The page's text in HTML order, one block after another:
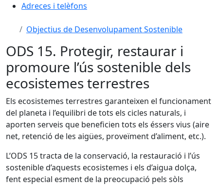
Adreces i telèfons
Objectius de Desenvolupament Sostenible
ODS 15. Protegir, restaurar i
promoure l’ús sostenible dels
ecosistemes terrestres
Els ecosistemes terrestres garanteixen el funcionament
del planeta i l’equilibri de tots els cicles naturals, i
aporten serveis que beneficien tots els éssers vius (aire
net, retenció de les aigües, proveïment d’aliment, etc.).
L’ODS 15 tracta de la conservació, la restauració i l’ús
sostenible d’aquests ecosistemes i els d’aigua dolça,
fent especial esment de la preocupació pels sòls